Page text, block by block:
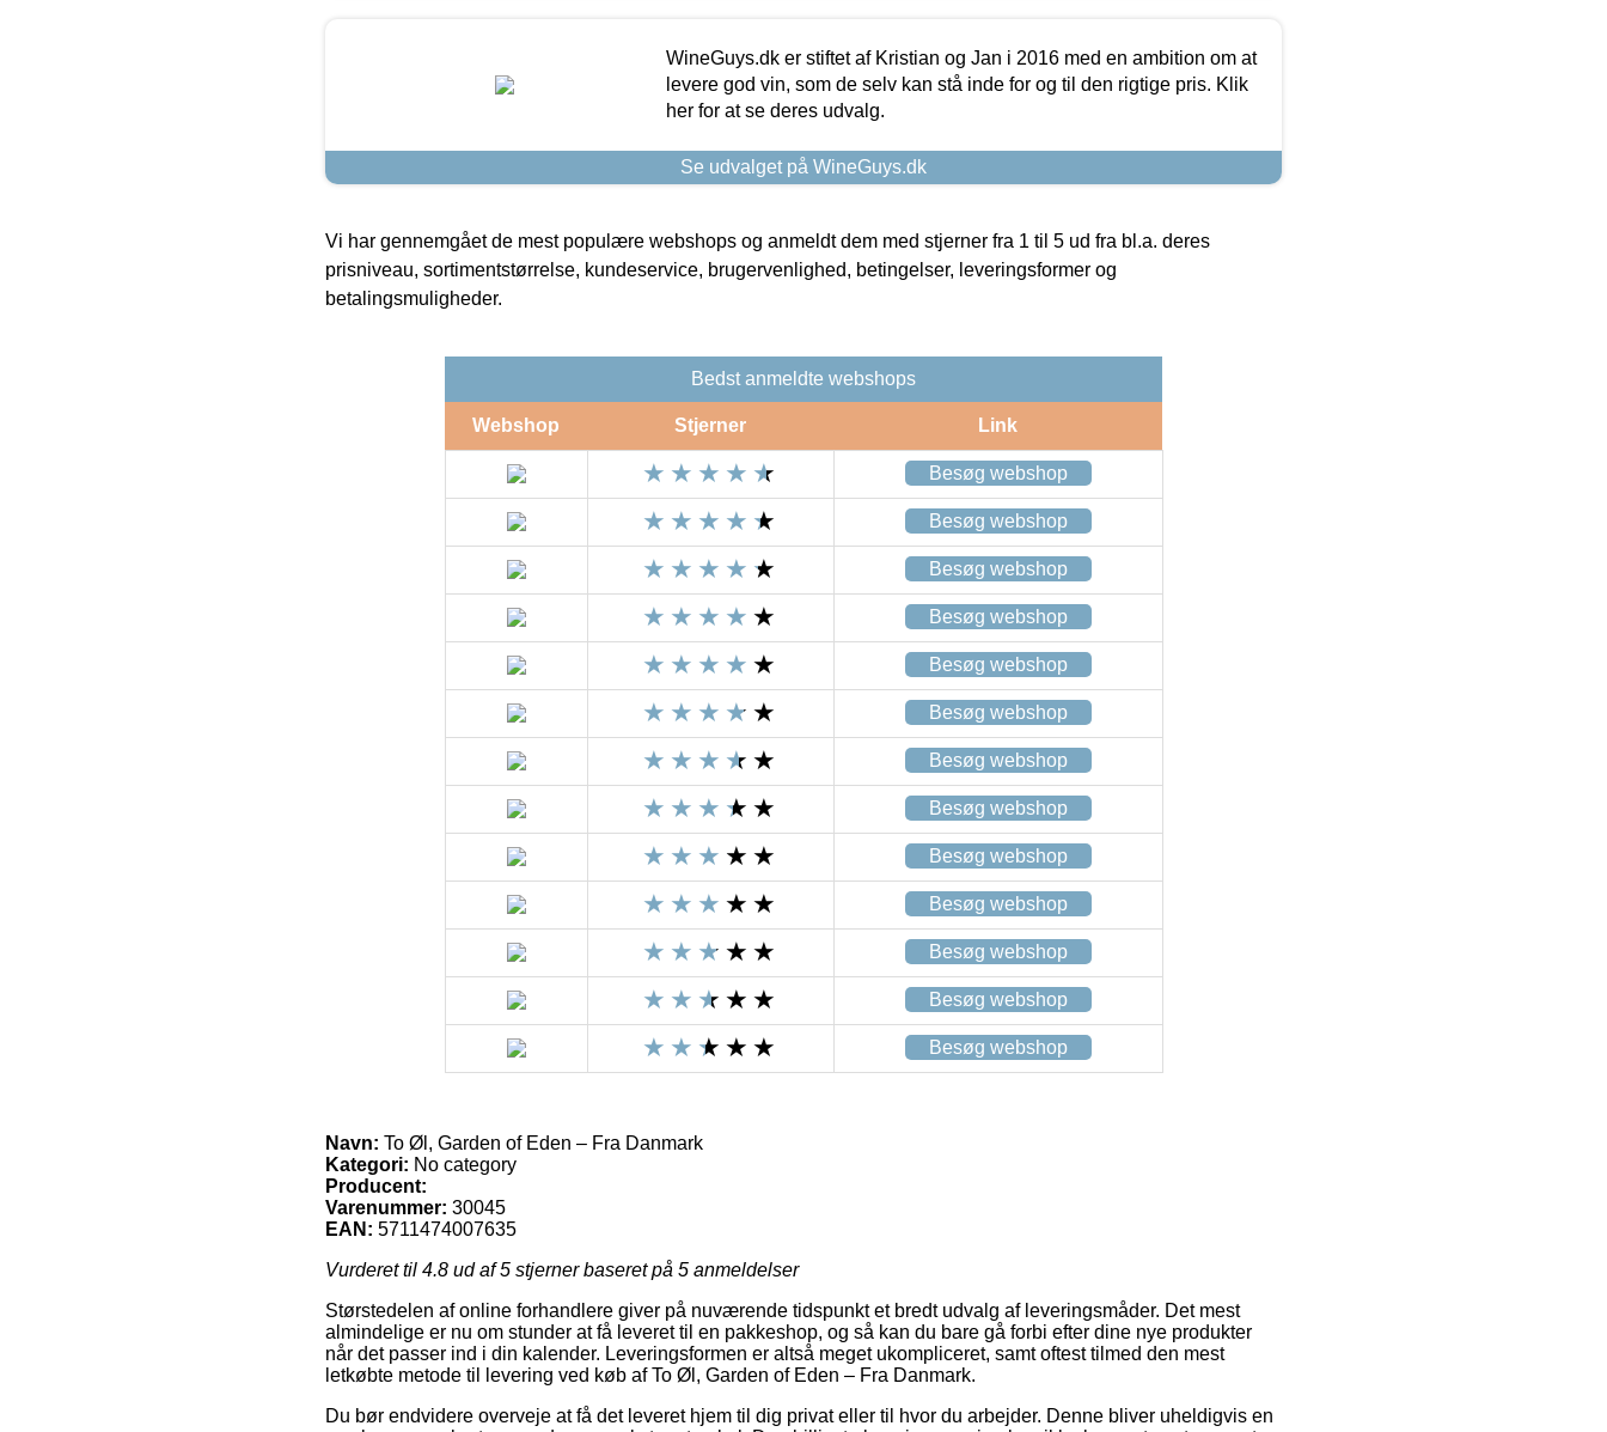
WineGuys.dk er stiftet af Kristian og Jan i 2016 med en ambition om at
levere god vin, som de selv kan stå inde for og til den rigtige pris. Klik
her for at se deres udvalg.
Se udvalget på WineGuys.dk
Vi har gennemgået de mest populære webshops og anmeldt dem med stjerner fra 1 til 5 ud fra bl.a. deres
prisniveau, sortimentstørrelse, kundeservice, brugervenlighed, betingelser, leveringsformer og
betalingsmuligheder.
Bedst anmeldte webshops
Webshop Stjerner Link
Besøg webshop
Besøg webshop
Besøg webshop
Besøg webshop
Besøg webshop
Besøg webshop
Besøg webshop
Besøg webshop
Besøg webshop
Besøg webshop
Besøg webshop
Besøg webshop
Besøg webshop
Navn: To Øl, Garden of Eden – Fra Danmark
Kategori: No category
Producent:
Varenummer: 30045
EAN: 5711474007635
Vurderet til 4.8 ud af 5 stjerner baseret på 5 anmeldelser
Størstedelen af online forhandlere giver på nuværende tidspunkt et bredt udvalg af leveringsmåder. Det mest
almindelige er nu om stunder at få leveret til en pakkeshop, og så kan du bare gå forbi efter dine nye produkter
når det passer ind i din kalender. Leveringsformen er altså meget ukompliceret, samt oftest tilmed den mest
letkøbte metode til levering ved køb af To Øl, Garden of Eden – Fra Danmark.
Du bør endvidere overveje at få det leveret hjem til dig privat eller til hvor du arbejder. Denne bliver uheldigvis en